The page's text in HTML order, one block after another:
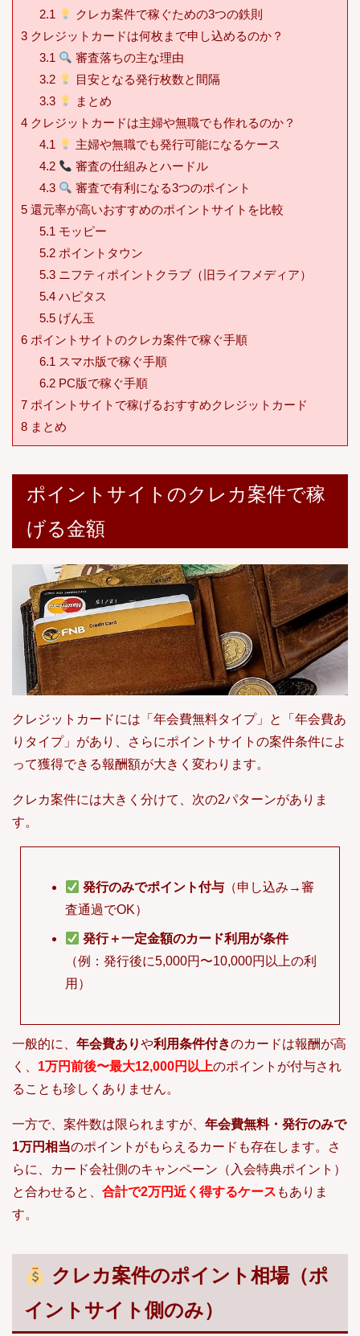
2.1
クレカ案件で稼ぐための3つの鉄則
3 クレジットカードは何枚まで申し込めるのか？
3.1
審査落ちの主な理由
3.2
目安となる発行枚数と間隔
3.3
まとめ
4 クレジットカードは主婦や無職でも作れるのか？
4.1
主婦や無職でも発行可能になるケース
4.2
審査の仕組みとハードル
4.3
審査で有利になる3つのポイント
5 還元率が高いおすすめのポイントサイトを比較
5.1 モッピー
5.2ポイントタウン
5.3ニフティポイントクラブ（旧ライフメディア）
5.4ハピタス
5.5げん玉
6 ポイントサイトのクレカ案件で稼ぐ手順
6.1 スマホ版で稼ぐ手順
6.2PC版で稼ぐ手順
7 ポイントサイトで稼げるおすすめクレジットカード
8 まとめ
ポイントサイトのクレカ案件で稼
げる金額
クレジットカードには「年会費無料タイプ」と「年会費あ
りタイプ」があり、さらにポイントサイトの案件条件によ
って獲得できる報酬額が大きく変わります。
クレカ案件には大きく分けて、次の2パターンがありま
す。
発行のみでポイント付与 （申し込み→審
査通過でOK）
発行＋一定金額のカード利用が条件
（例：発行後に5,000円〜10,000円以上の利
用）
一般的に、 年会費ありや利用条件付きのカードは報酬が高
く、 1万円前後〜最大12,000円以上のポイントが付与され
ることも珍しくありません。
一方で、案件数は限られますが、 年会費無料・発行のみで
1万円相当のポイントがもらえるカードも存在します。さ
らに、カード会社側のキャンペーン（入会特典ポイント）
と合わせると、 合計で2万円近く得するケース もありま
す。
クレカ案件のポイント相場（ポ
イントサイト側のみ）